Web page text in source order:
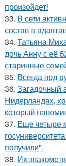
произойдет!
33. В сети
состав в
34. Татьяна
дочь Анну с её
старинные
35. Всегда под
36. Загадочный
Нидерландах,
который
37. Еще четыре
получили".
38. Их